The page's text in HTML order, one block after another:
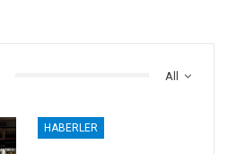
All
HABERLER